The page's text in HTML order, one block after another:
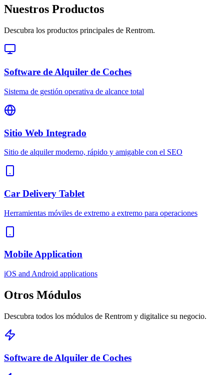
Nuestros Productos
Descubra los productos principales de Rentrom.
Software de Alquiler de Coches
Sistema de gestión operativa de alcance total
Sitio Web Integrado
Sitio de alquiler moderno, rápido y amigable con el SEO
Car Delivery Tablet
Herramientas móviles de extremo a extremo para operaciones
Mobile Application
iOS and Android applications
Otros Módulos
Descubra todos los módulos de Rentrom y digitalice su negocio.
Software de Alquiler de Coches